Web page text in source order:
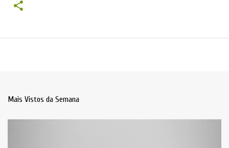
Mais Vistos da Semana